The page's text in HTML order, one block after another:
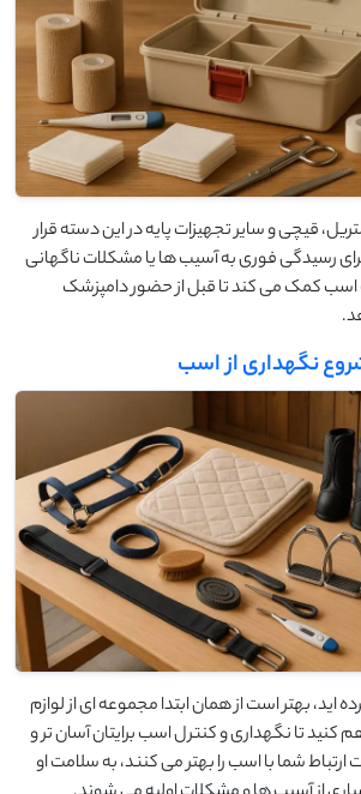
قیچی و سایر تجهیزات پایه در این دسته قرار
رسیدگی فوری به آسیب‌ ها یا مشکلات ناگهانی
کمک می ‌کند تا قبل از حضور دامپزشک
نگهداری از اسب
‌اید، بهتر است از همان ابتدا مجموعه ‌ای از لوازم
کنید تا نگهداری و کنترل اسب برایتان آسان‌ تر و
ارتباط شما با اسب را بهتر می‌ کنند، به سلامت او